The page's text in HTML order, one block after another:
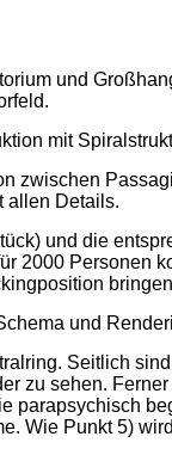
und
mit
zwischen
allen Details.
und die
2000 Personen
und
Seitlich
zu sehen.
parapsychisch
Wie Punkt 5)